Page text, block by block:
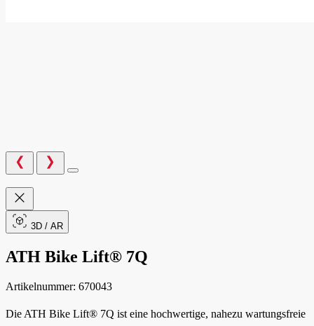
3D / AR
ATH Bike Lift® 7Q
Artikelnummer: 670043
Die ATH Bike Lift® 7Q ist eine hochwertige, nahezu wartungsfreie